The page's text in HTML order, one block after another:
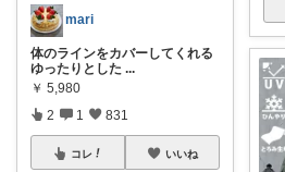
mari
体のラインをカバーしてくれる
ゆったりとした ...
￥ 5,980
2 1 831
コレ いいね